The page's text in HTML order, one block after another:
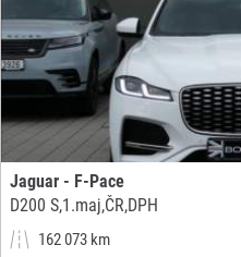
Jaguar - F-Pace
D200 S,1.maj,ČR,DPH
162 073 km